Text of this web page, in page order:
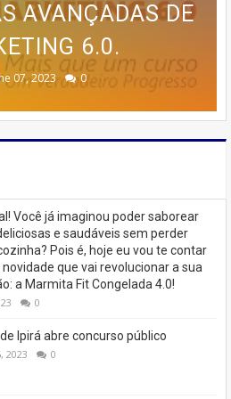
EM IPIRÁ!
🚨
23, 2026
SEM SAIR DE
CASA
10, 2025 0
DOS BOLOS
13, 2025 0
AVANÇADO DE
DA MEMÓRIA
07, 2023 0
AVANÇADAS DE
6.0.
07, 2023 0
Você já imaginou poder saborear
e saudáveis ​​sem perder
Pois é, hoje eu vou te contar
que vai revolucionar a sua
a Marmita Fit Congelada 4.0!
0
Ipirá abre concurso público
2023 0